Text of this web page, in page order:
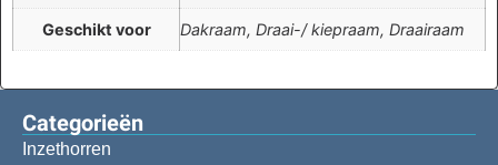
Geschikt voor Dakraam, Draai-/ kiepraam, Draairaam
Categorieën​
Inzethorren